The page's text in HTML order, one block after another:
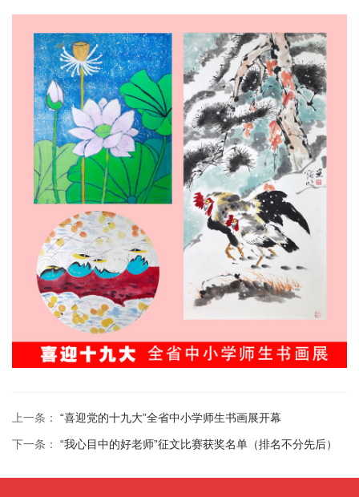
上一条： “喜迎党的十九大”全省中小学师生书画展开幕
下一条： “我心目中的好老师”征文比赛获奖名单（排名不分先后）